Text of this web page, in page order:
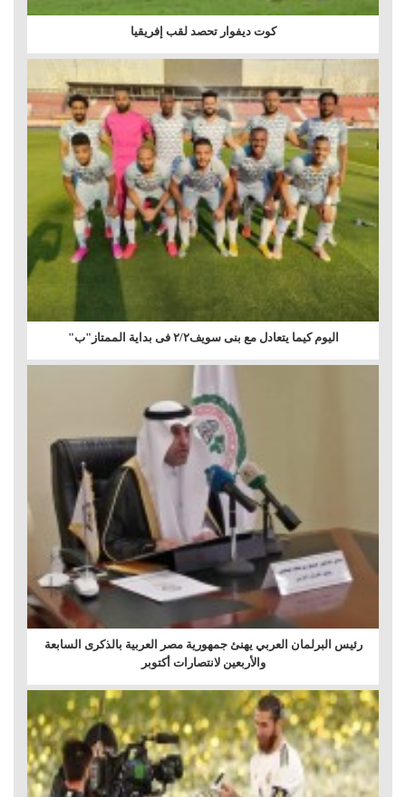
كوت ديفوار تحصد لقب إفريقيا
اليوم كيما يتعادل مع بنى سويف٢/٢ فى بداية الممتاز"ب"
رئيس البرلمان العربي يهنئ جمهورية مصر العربية بالذكرى السابعة
والأربعين لانتصارات أكتوبر